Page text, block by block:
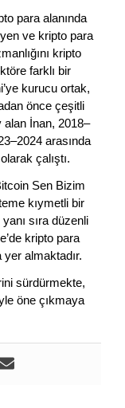
para alanında
ve kripto para
kripto
farklı bir
kurucu ortak,
önce çeşitli
İnan, 2018–
arasında
çalıştı.
Sen Bizim
kıymetli bir
sıra düzenli
kripto para
almaktadır.
sürdürmekte,
öne çıkmaya